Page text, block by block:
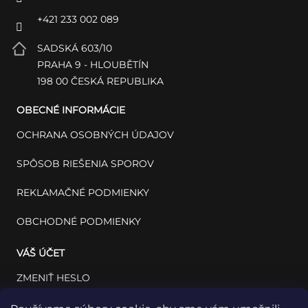
+421 233 002 089
SADSKÁ 603/10
PRAHA 9 - HLOUBĚTÍN
198 00 ČESKÁ REPUBLIKA
OBECNÉ INFORMÁCIE
OCHRANA OSOBNÝCH ÚDAJOV
SPÔSOB RIEŠENIA SPOROV
REKLAMAČNÉ PODMIENKY
OBCHODNÉ PODMIENKY
VÁŠ ÚČET
ZMENIŤ HESLO